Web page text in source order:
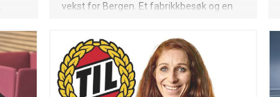
vekst for Bergen. Et fabrikkbesøk og en
under Arendalsuken.